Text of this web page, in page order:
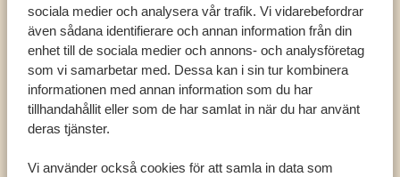
sociala medier och analysera vår trafik. Vi vidarebefordrar
även sådana identifierare och annan information från din
enhet till de sociala medier och annons- och analysföretag
som vi samarbetar med. Dessa kan i sin tur kombinera
informationen med annan information som du har
tillhandahållit eller som de har samlat in när du har använt
deras tjänster.
Vi använder också cookies för att samla in data som
Ring en av våra experter
VÅRA SPECIALISTER FINNS HÄR FÖR ATT
HJÄLPA DIG
SV:+31 174 788 101